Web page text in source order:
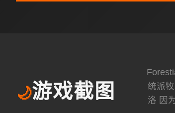
🌙游戏截图
统派
洛 因